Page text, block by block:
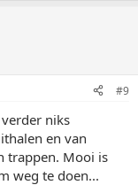
#9
niks
en van
trappen. Mooi is
weg te doen...